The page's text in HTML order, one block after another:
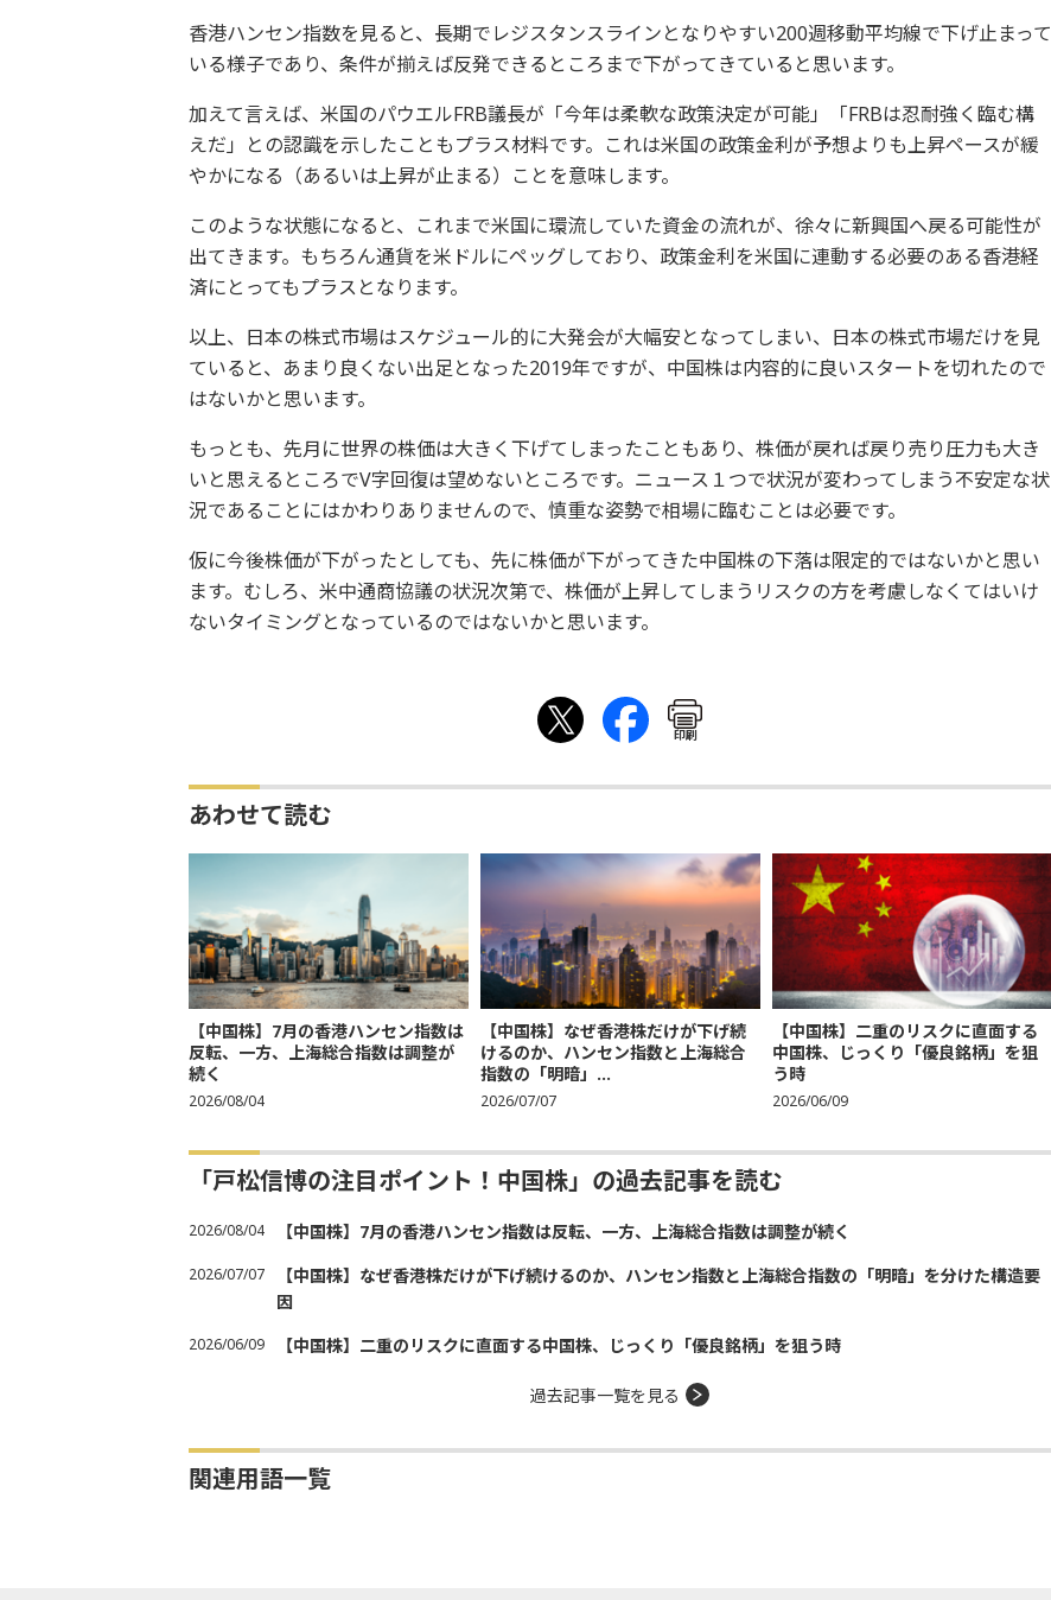
香港ハンセン指数を見ると、長期でレジスタンスラインとなりやすい200週移動平均線で下げ止まって
いる様子であり、条件が揃えば反発できるところまで下がってきていると思います。
加えて言えば、米国のパウエルFRB議長が「今年は柔軟な政策決定が可能」「FRBは忍耐強く臨む構
えだ」との認識を示したこともプラス材料です。これは米国の政策金利が予想よりも上昇ペースが緩
やかになる（あるいは上昇が止まる）ことを意味します。
このような状態になると、これまで米国に環流していた資金の流れが、徐々に新興国へ戻る可能性が
出てきます。もちろん通貨を米ドルにペッグしており、政策金利を米国に連動する必要のある香港経
済にとってもプラスとなります。
以上、日本の株式市場はスケジュール的に大発会が大幅安となってしまい、日本の株式市場だけを見
ていると、あまり良くない出足となった2019年ですが、中国株は内容的に良いスタートを切れたので
はないかと思います。
もっとも、先月に世界の株価は大きく下げてしまったこともあり、株価が戻れば戻り売り圧力も大き
いと思えるところでV字回復は望めないところです。ニュース１つで状況が変わってしまう不安定な状
況であることにはかわりありませんので、慎重な姿勢で相場に臨むことは必要です。
仮に今後株価が下がったとしても、先に株価が下がってきた中国株の下落は限定的ではないかと思い
ます。むしろ、米中通商協議の状況次第で、株価が上昇してしまうリスクの方を考慮しなくてはいけ
ないタイミングとなっているのではないかと思います。
印刷
あわせて読む
【中国株】7月の香港ハンセン指数は
反転、一方、上海総合指数は調整が
続く
2026/08/04
【中国株】なぜ香港株だけが下げ続
けるのか、ハンセン指数と上海総合
指数の「明暗」...
2026/07/07
【中国株】二重のリスクに直面する
中国株、じっくり「優良銘柄」を狙
う時
2026/06/09
「戸松信博の注目ポイント！中国株」の過去記事を読む
2026/08/04 【中国株】7月の香港ハンセン指数は反転、一方、上海総合指数は調整が続く
2026/07/07
【中国株】なぜ香港株だけが下げ続けるのか、ハンセン指数と上海総合指数の「明暗」を分けた構造要
因
2026/06/09 【中国株】二重のリスクに直面する中国株、じっくり「優良銘柄」を狙う時
過去記事一覧を見る
関連用語一覧